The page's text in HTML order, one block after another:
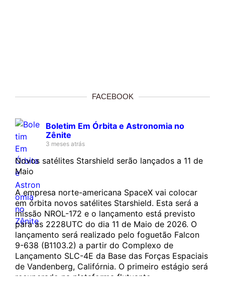
FACEBOOK
Boletim Em Órbita e Astronomia no
Zênite
3 meses atrás
Novos satélites Starshield serão lançados a 11 de
Maio
A empresa norte-americana SpaceX vai colocar
em órbita novos satélites Starshield. Esta será a
missão NROL-172 e o lançamento está previsto
para as 2228UTC do dia 11 de Maio de 2026. O
lançamento será realizado pelo foguetão Falcon
9-638 (B1103.2) a partir do Complexo de
Lançamento SLC-4E da Base das Forças Espaciais
de Vandenberg, Califórnia. O primeiro estágio será
recuperado na plataforma flutuante…...